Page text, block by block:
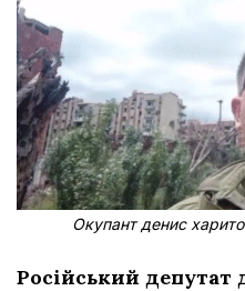
Окупант денис
Російський депутат